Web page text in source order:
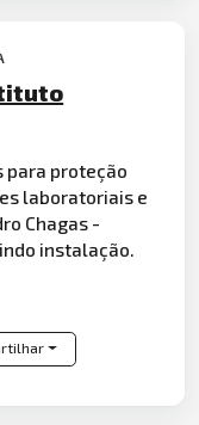
para proteção
laboratoriais e
Chagas -
instalação.